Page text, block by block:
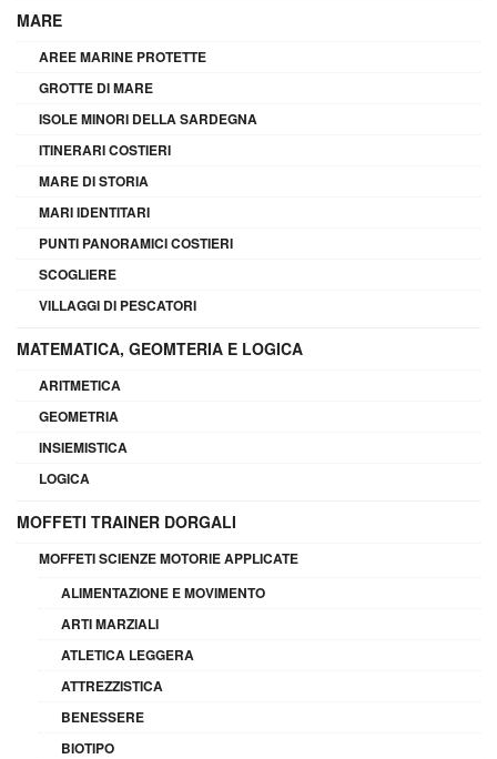
MARE
AREE MARINE PROTETTE
GROTTE DI MARE
ISOLE MINORI DELLA SARDEGNA
ITINERARI COSTIERI
MARE DI STORIA
MARI IDENTITARI
PUNTI PANORAMICI COSTIERI
SCOGLIERE
VILLAGGI DI PESCATORI
MATEMATICA, GEOMTERIA E LOGICA
ARITMETICA
GEOMETRIA
INSIEMISTICA
LOGICA
MOFFETI TRAINER DORGALI
MOFFETI SCIENZE MOTORIE APPLICATE
ALIMENTAZIONE E MOVIMENTO
ARTI MARZIALI
ATLETICA LEGGERA
ATTREZZISTICA
BENESSERE
BIOTIPO